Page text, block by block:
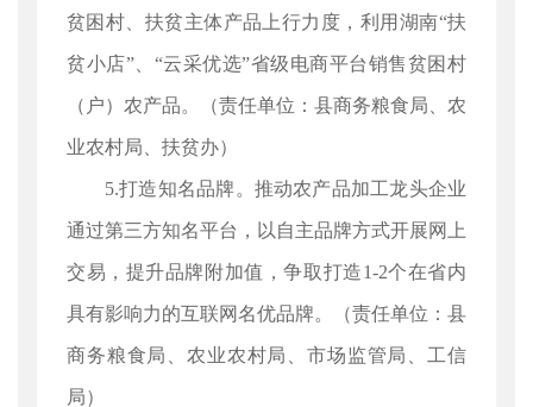
贫困村、扶贫主体产品上行力度，利用湖南“扶
贫小店”、“云采优选”省级电商平台销售贫困村
（户）农产品。（责任单位：县商务粮食局、农
业农村局、扶贫办）
5.打造知名品牌。推动农产品加工龙头企业
通过第三方知名平台，以自主品牌方式开展网上
交易，提升品牌附加值，争取打造1-2个在省内
具有影响力的互联网名优品牌。（责任单位：县
商务粮食局、农业农村局、市场监管局、工信
局）